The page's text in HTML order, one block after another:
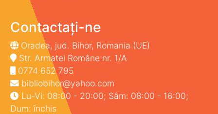
Contactați-ne
Oradea, jud. Bihor, Romania (UE)
Str. Armatei Române nr. 1/A
0774 652 795
bibliobihor@yahoo.com
Lu-Vi: 08:00 - 20:00; Sâm: 08:00 - 16:00;
Dum: închis